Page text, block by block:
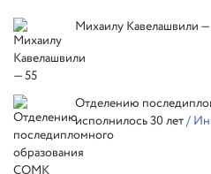
Михаилу Кавелашвили —
Отделению
исполнилось 30 лет/